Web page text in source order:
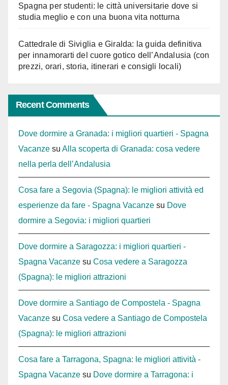
Spagna per studenti: le città universitarie dove si
studia meglio e con una buona vita notturna
Cattedrale di Siviglia e Giralda: la guida definitiva
per innamorarti del cuore gotico dell’Andalusia (con
prezzi, orari, storia, itinerari e consigli locali)
Recent Comments
Dove dormire a Granada: i migliori quartieri - Spagna
Vacanze su Alla scoperta di Granada: cosa vedere
nella perla dell’Andalusia
Cosa fare a Segovia (Spagna): le migliori attività ed
esperienze da fare - Spagna Vacanze su Dove
dormire a Segovia: i migliori quartieri
Dove dormire a Saragozza: i migliori quartieri -
Spagna Vacanze su Cosa vedere a Saragozza
(Spagna): le migliori attrazioni
Dove dormire a Santiago de Compostela - Spagna
Vacanze su Cosa vedere a Santiago de Compostela
(Spagna): le migliori attrazioni
Cosa fare a Tarragona, Spagna: le migliori attività -
Spagna Vacanze su Dove dormire a Tarragona: i